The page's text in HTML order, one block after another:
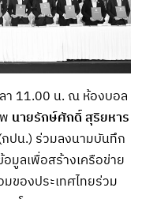
า 11.00 น. ณ ห้องบอล
นายรักษ์ศักดิ์ สุริยหาร
ปน.) ร่วมลงนามบันทึก
มูลเพื่อสร้างเครือข่าย
ของประเทศไทยร่วม